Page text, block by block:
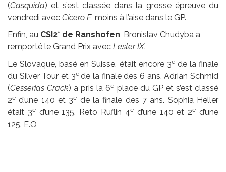
(Casquida) et s’est classée dans la grosse épreuve du
vendredi avec Cicero F, moins à l’aise dans le GP.
Enfin, au CSI2* de Ranshofen, Bronislav Chudyba a
remporté le Grand Prix avec Lester IX.
Le Slovaque, basé en Suisse, était encore 3ede la finale
du Silver Tour et 3e de la finale des 6 ans. Adrian Schmid
(Cesserias Crack) a pris la 6e place du GP et s’est classé
2e d’une 140 et 3e de la finale des 7 ans. Sophia Heller
était 3ed’une 135, Reto Ruflin 4ed’une 140 et 2e d’une
125. E.O